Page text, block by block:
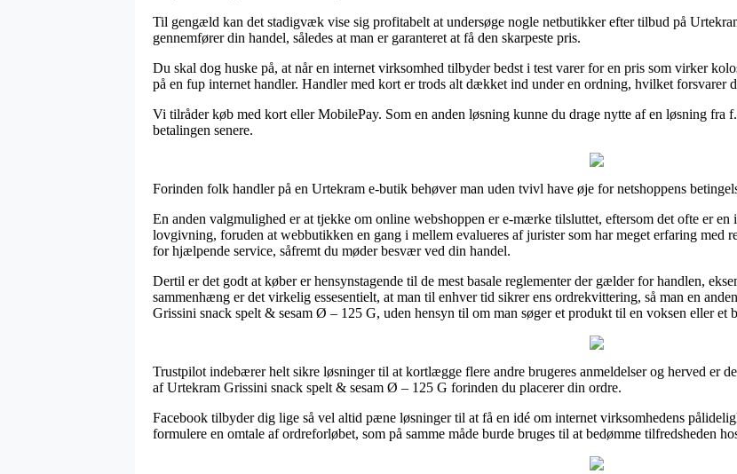
Til gengæld kan det stadigvæk vise sig profitabelt at undersøge nogle netbutikker efter tilbud på
gennemfører din handel, således at man er garanteret at få den skarpeste pris.
Du skal dog huske på, at når en internet virksomhed tilbyder bedst i test varer for en pris som virker
på en fup internet handler. Handler med kort er trods alt dækket ind under en ordning, hvilket forsvarer
Vi tilråder køb med kort eller MobilePay. Som en anden løsning kunne du drage nytte af en løsning fra
betalingen senere.
Forinden folk handler på en Urtekram e-butik behøver man uden tvivl have øje for netshoppens
En anden valgmulighed er at tjekke om online webshoppen er e-mærke tilsluttet, eftersom det ofte er
lovgivning, foruden at webbutikken en gang i mellem evalueres af jurister som har meget erfaring med
for hjælpende service, såfremt du møder besvær ved din handel.
Dertil er det godt at køber er hensynstagende til de mest basale reglementer der gælder for handlen,
sammenhæng er det virkelig essesentielt, at man til enhver tid sikrer ens ordrekvittering, så man en
Grissini snack spelt & sesam Ø – 125 G, uden hensyn til om man søger et produkt til en voksen eller et
Trustpilot indebærer helt sikre løsninger til at kortlægge flere andre brugeres anmeldelser og herved er
af Urtekram Grissini snack spelt & sesam Ø – 125 G forinden du placerer din ordre.
Facebook tilbyder dig lige så vel altid pæne løsninger til at få en idé om internet virksomhedens
formulere en omtale af ordreforløbet, som på samme måde burde bruges til at bedømme tilfredsheden